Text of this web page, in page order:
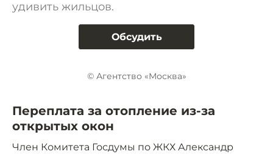
удивить жильцов.
Обсудить
© Агентство «Москва»
Переплата за отопление из-за
открытых окон
Член Комитета Госдумы по ЖКХ Александр